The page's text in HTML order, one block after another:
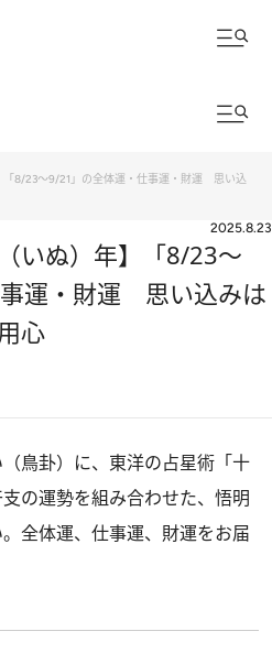
「8/23～9/21」の全体運・仕事運・財運 思い込
2025.8.23
いぬ）年】「8/23～
運・財運 思い込みは
心
鳥卦）に、東洋の占星術「十
の運勢を組み合わせた、悟明
全体運、仕事運、財運をお届